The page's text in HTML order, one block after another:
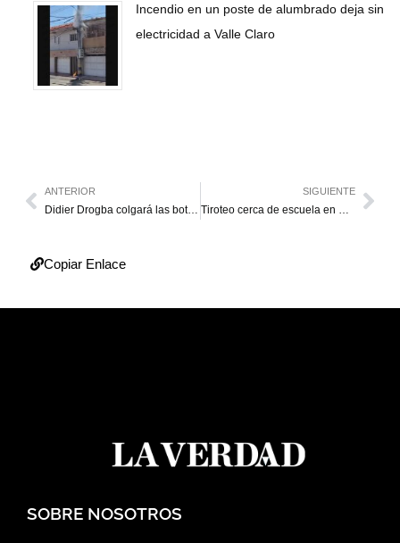
Incendio en un poste de alumbrado deja sin
electricidad a Valle Claro
ANTERIOR
Didier Drogba colgará las botas en 2018
SIGUIENTE
Tiroteo cerca de escuela en EEUU deja cinco muertos
Copiar Enlace
SOBRE NOSOTROS